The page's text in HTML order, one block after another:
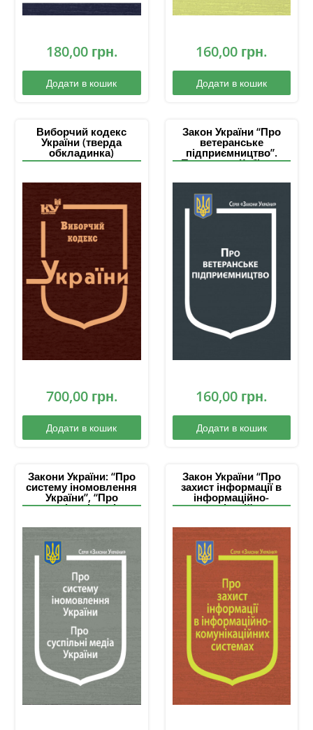
180,00 грн.
Додати в кошик
160,00 грн.
Додати в кошик
Виборчий кодекс
України (тверда
обкладинка)
700,00 грн.
Додати в кошик
Закон України “Про
ветеранське
підприємництво”.
Постанови Кабінету
затвердження
Порядку повернення
фінансової державної
підтримки у зв’язку з
суб’єкта
ветеранського
підприємництва”;
“Деякі питання Єдиної
(веб-порталу) у сфері
підтримки ветеранів
війни, членів їх сімей,
суб’єктів
ветеранського
затвердження
припинення та
поновлення статусу
суб’єкта
ветеранського
підприємництва”
160,00 грн.
Додати в кошик
Закони України: “Про
систему іномовлення
України”, “Про
суспільні медіа
Закон України “Про
захист інформації в
інформаційно-
комунікаційних